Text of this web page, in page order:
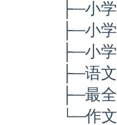
├─小
├─小
├─小
├─语
├─最
└─作